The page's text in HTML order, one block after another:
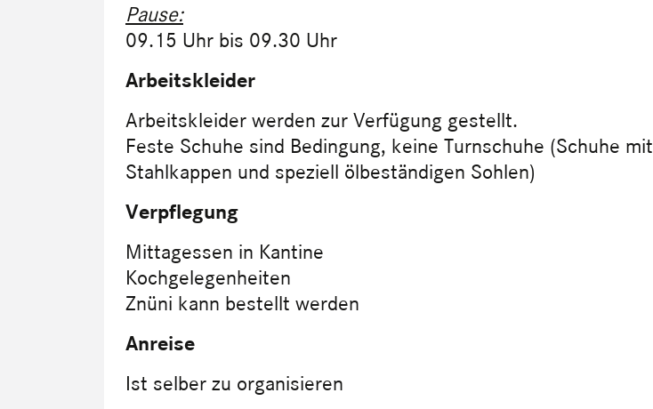
Pause:
09.15 Uhr bis 09.30 Uhr
Arbeitskleider
Arbeitskleider werden zur Verfügung gestellt.
Feste Schuhe sind Bedingung, keine Turnschuhe (Schuhe mit
Stahlkappen und speziell ölbeständigen Sohlen)
Verpflegung
Mittagessen in Kantine
Kochgelegenheiten
Znüni kann bestellt werden
Anreise
Ist selber zu organisieren